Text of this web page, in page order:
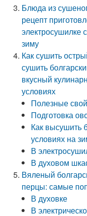
Блюда из
рецепт
электросушилке
зиму
Как сушить
сушить
вкусный
условиях
Полезные
Подготовка
Как высушить
условиях на
В
В духовом
Вяленый
перцы: самые
В духовке
В